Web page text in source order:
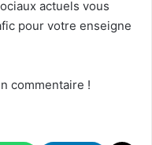
actuels vous
pour votre enseigne
commentaire !